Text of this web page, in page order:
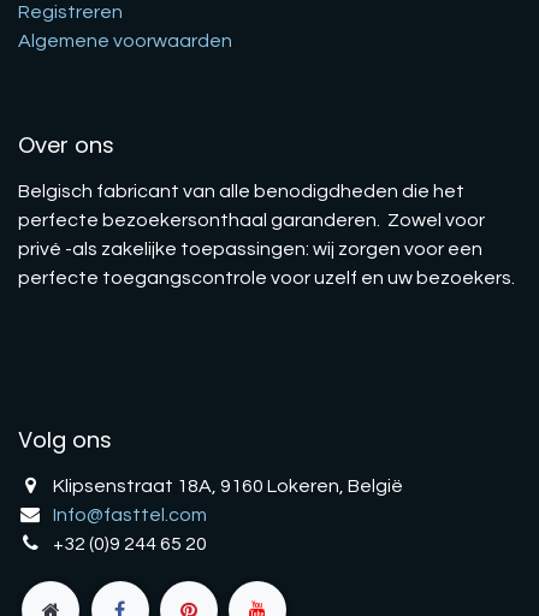
Registreren
Algemene voorwaarden
Over ons
Belgisch fabricant van alle benodigdheden die het
perfecte bezoekersonthaal garanderen. Zowel voor
privé -als zakelijke toepassingen: wij zorgen voor een
perfecte toegangscontrole voor uzelf en uw bezoekers.
Volg ons
Klipsenstraat 18A, 9160 Lokeren, België
Info@fasttel.com
+32 (0)9 244 65 20